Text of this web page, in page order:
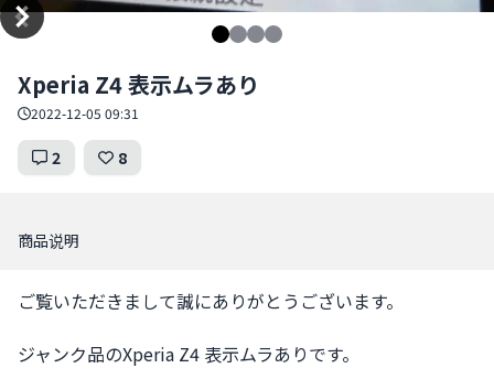
Xperia Z4 表示ムラあり
2022-12-05 09:31
2 8
商品说明
ご覧いただきまして誠にありがとうございます。
ジャンク品のXperia Z4 表示ムラありです。